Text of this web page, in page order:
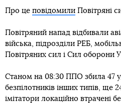
Про це повідомили Повітряні
Повітряний напад відбивали
війська, підрозділи РЕБ,
Повітряних сил і Сил оборони
Станом на 08:30 ППО збила 47
безпілотників інших типів, ще
імітатори локаційно втрачені